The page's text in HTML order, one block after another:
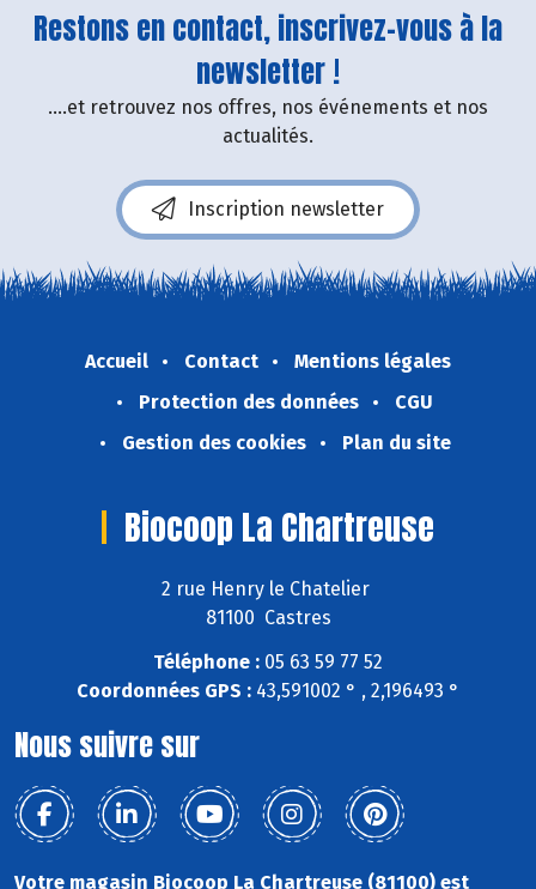
Restons en contact, inscrivez-vous à la
newsletter !
....et retrouvez nos offres, nos événements et nos
actualités.
Inscription newsletter
Accueil Contact
Mentions légales
Protection des données
CGU
Gestion des cookies
Plan du site
Biocoop La Chartreuse
2 rue Henry le Chatelier
81100 Castres
Téléphone : 05 63 59 77 52
Coordonnées GPS : 43,591002 ° , 2,196493 °
Nous suivre sur
Votre magasin Biocoop La Chartreuse (81100) est